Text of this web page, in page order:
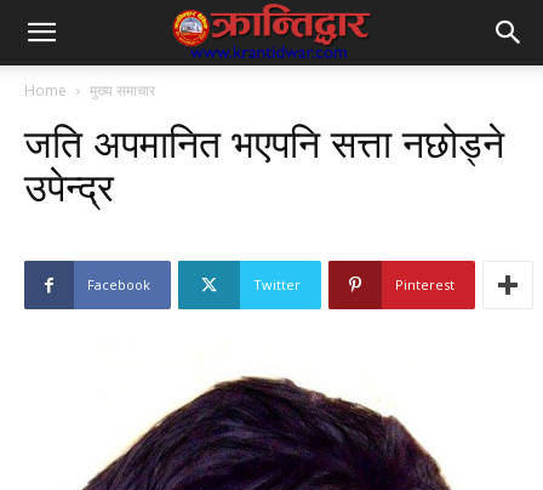
Home मुख्य समाचार
जति अपमानित भएपनि सत्ता नछोड्ने
उपेन्द्र
Facebook Twitter Pinterest